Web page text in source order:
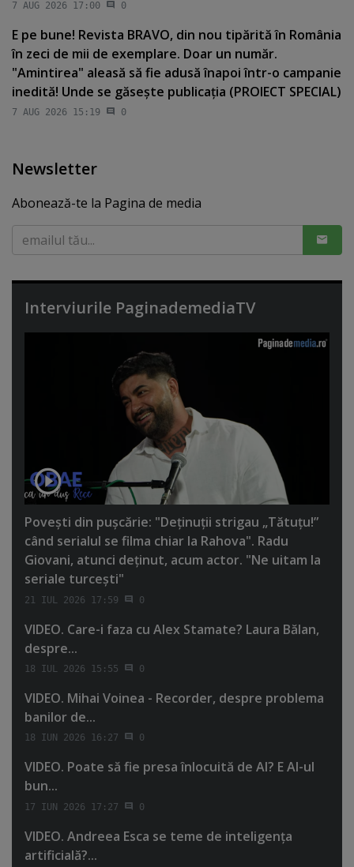
7 AUG 2026 17:00 0
E pe bune! Revista BRAVO, din nou tipărită în România
în zeci de mii de exemplare. Doar un număr.
"Amintirea" aleasă să fie adusă înapoi într-o campanie
inedită! Unde se găseşte publicaţia (PROIECT SPECIAL)
7 AUG 2026 15:19 0
Newsletter
Abonează-te la Pagina de media
Interviurile PaginademediaTV
Poveşti din puşcărie: "Deţinuţii strigau „Tătuţu!”
când serialul se filma chiar la Rahova". Radu
Giovani, atunci deţinut, acum actor. "Ne uitam la
seriale turceşti"
21 IUL 2026 17:59 0
VIDEO. Care-i faza cu Alex Stamate? Laura Bălan,
despre...
18 IUL 2026 15:55 0
VIDEO. Mihai Voinea - Recorder, despre problema
banilor de...
18 IUN 2026 16:27 0
VIDEO. Poate să fie presa înlocuită de AI? E AI-ul
bun...
17 IUN 2026 17:27 0
VIDEO. Andreea Esca se teme de inteligenţa
artificială?...